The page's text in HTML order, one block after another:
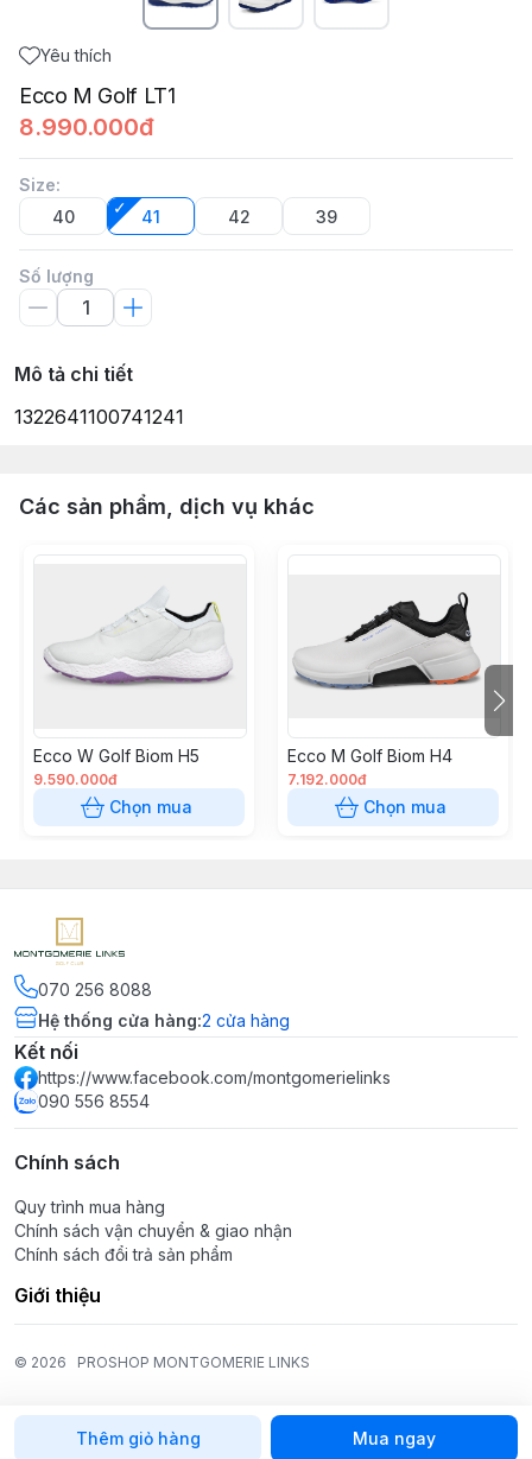
Yêu thích
Ecco M Golf LT1
8.990.000đ
Size:
40
41 42 39
Số lượng
Thêm giỏ hàng Mua ngay
Mô tả chi tiết
1322641100741241
Các sản phẩm, dịch vụ khác
Ecco W Golf Biom H5
9.590.000đ
Chọn mua
Ecco M Golf Biom H4
7.192.000đ
Chọn mua
070 256 8088
Hệ thống cửa hàng:2 cửa hàng
Kết nối
https://www.facebook.com/montgomerielinks
090 556 8554
Chính sách
Quy trình mua hàng
Chính sách vận chuyển & giao nhận
Chính sách đổi trả sản phẩm
Giới thiệu
© 2026 PROSHOP MONTGOMERIE LINKS